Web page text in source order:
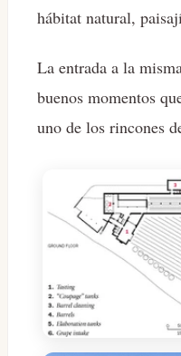
hábitat natural,
La entrada a la
buenos momentos
uno de los rincones